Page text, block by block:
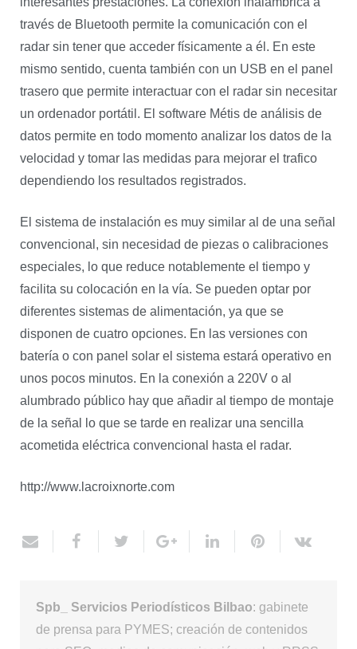
través de Bluetooth permite la comunicación con el
radar sin tener que acceder físicamente a él. En este
mismo sentido, cuenta también con un USB en el panel
trasero que permite interactuar con el radar sin necesitar
un ordenador portátil. El software Métis de análisis de
datos permite en todo momento analizar los datos de la
velocidad y tomar las medidas para mejorar el trafico
dependiendo los resultados registrados.
El sistema de instalación es muy similar al de una señal
convencional, sin necesidad de piezas o calibraciones
especiales, lo que reduce notablemente el tiempo y
facilita su colocación en la vía. Se pueden optar por
diferentes sistemas de alimentación, ya que se
disponen de cuatro opciones. En las versiones con
batería o con panel solar el sistema estará operativo en
unos pocos minutos. En la conexión a 220V o al
alumbrado público hay que añadir al tiempo de montaje
de la señal lo que se tarde en realizar una sencilla
acometida eléctrica convencional hasta el radar.
http://www.lacroixnorte.com
Spb_ Servicios Periodísticos Bilbao: gabinete
de prensa para PYMES; creación de contenidos